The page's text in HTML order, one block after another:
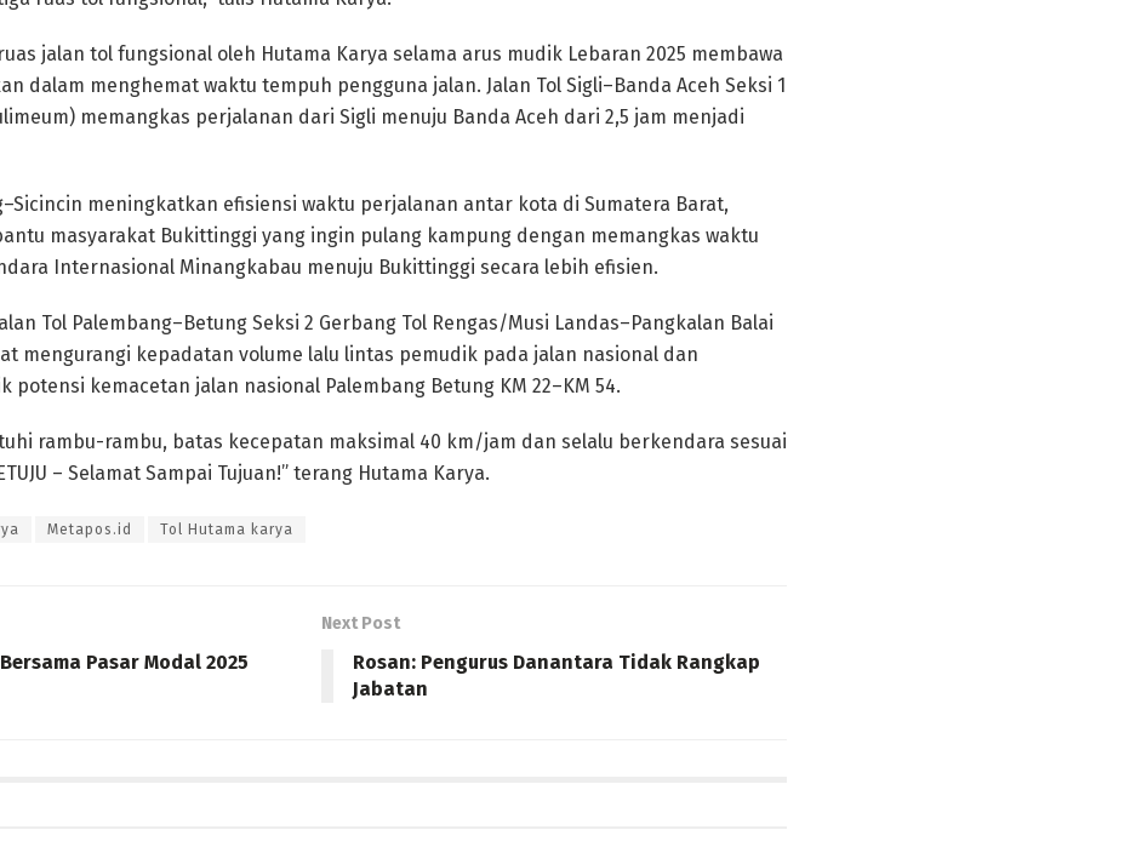
jalan tol fungsional oleh Hutama Karya selama arus mudik Lebaran 2025 membawa
dalam menghemat waktu tempuh pengguna jalan. Jalan Tol Sigli–Banda Aceh Seksi 1
memangkas perjalanan dari Sigli menuju Banda Aceh dari 2,5 jam menjadi
meningkatkan efisiensi waktu perjalanan antar kota di Sumatera Barat,
masyarakat Bukittinggi yang ingin pulang kampung dengan memangkas waktu
Internasional Minangkabau menuju Bukittinggi secara lebih efisien.
Tol Palembang–Betung Seksi 2 Gerbang Tol Rengas/Musi Landas–Pangkalan Balai
mengurangi kepadatan volume lalu lintas pemudik pada jalan nasional dan
potensi kemacetan jalan nasional Palembang Betung KM 22–KM 54.
rambu-rambu, batas kecepatan maksimal 40 km/jam dan selalu berkendara sesuai
– Selamat Sampai Tujuan!” terang Hutama Karya.
Metapos.id Tol Hutama karya
Pasar Modal 2025
Next Post
Rosan: Pengurus Danantara Tidak Rangkap
Jabatan